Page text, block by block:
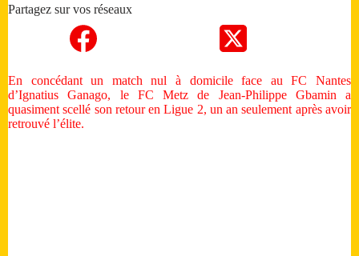
Partagez sur vos réseaux
En concédant un match nul à domicile face au FC Nantes
d’Ignatius Ganago, le FC Metz de Jean‑Philippe Gbamin a
quasiment scellé son retour en Ligue 2, un an seulement après avoir
retrouvé l’élite.